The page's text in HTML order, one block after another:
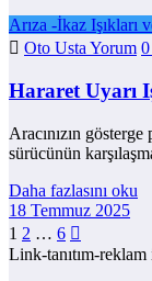
Arıza -İkaz Işıkları
Oto Usta Yorum
Hararet Uyarı
Aracınızın
sürücünün
Daha fazlasını oku
18 Temmuz 2025
Yazı
sayfalaması
1 2 … 6
Link-tanıtım-